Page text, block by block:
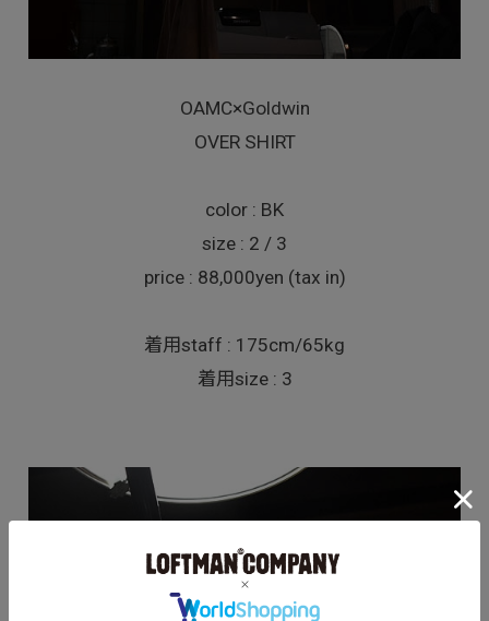
OAMC×Goldwin
OVER SHIRT
color : BK
size : 2 / 3
price : 88,000yen (tax in)
着用staff : 175cm/65kg
着用size : 3